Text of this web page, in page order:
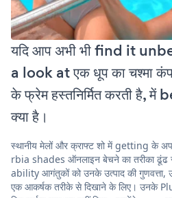
यदि आप अभी भी find it
a look at एक धूप का चश्मा
के फ्रेम हस्तनिर्मित करती है,
क्या है।
स्थानीय मेलों और क्राफ्ट शो में getting के
rbia shades ऑनलाइन बेचने का तरीका
ability आगंतुकों को उनके उत्पाद की गुणवत्ता,
एक आकर्षक तरीके से दिखाने के लिए। उनके